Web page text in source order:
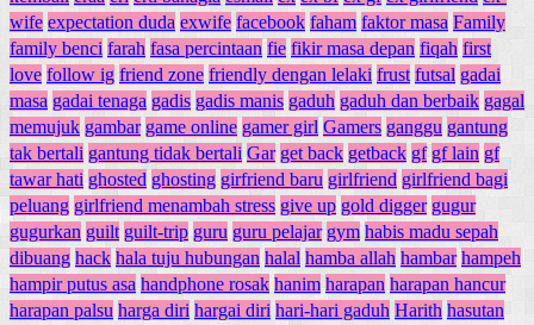
wife expectation duda exwife facebook faham faktor masa Family
family benci farah fasa percintaan fie fikir masa depan fiqah first
love follow ig friend zone friendly dengan lelaki frust futsal gadai
masa gadai tenaga gadis gadis manis gaduh gaduh dan berbaik gagal
memujuk gambar game online gamer girl Gamers ganggu gantung
tak bertali gantung tidak bertali Gar get back getback gf gf lain gf
tawar hati ghosted ghosting girfriend baru girlfriend girlfriend bagi
peluang girlfriend menambah stress give up gold digger gugur
gugurkan guilt guilt-trip guru guru pelajar gym habis madu sepah
dibuang hack hala tuju hubungan halal hamba allah hambar hampeh
hampir putus asa handphone rosak hanim harapan harapan hancur
harapan palsu harga diri hargai diri hari-hari gaduh Harith hasutan